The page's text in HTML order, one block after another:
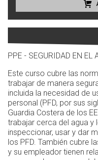
PPE - SEGURIDAD EN EL
Este curso cubre las
trabajar de manera
incluida la necesidad de
personal (PFD, por sus
Guardia Costera de los
trabajar cerca del agua y
inspeccionar, usar y dar
los PFD. También cubre
y su empleador tienen